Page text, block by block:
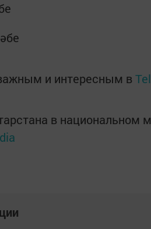
и интересным в
в национальном